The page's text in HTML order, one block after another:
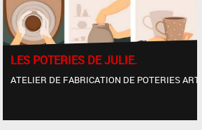
LES POTERIES DE JULIE.
ATELIER DE FABRICATION DE POTERIES